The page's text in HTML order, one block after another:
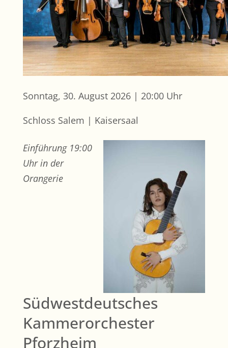
Sonntag, 30. August 2026 | 20:00 Uhr
Schloss Salem | Kaisersaal
Einführung 19:00
Uhr in der
Orangerie
Südwestdeutsches
Kammerorchester
Pforzheim